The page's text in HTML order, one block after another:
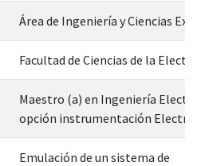
Área de Ingeniería y Ciencias
Facultad de Ciencias de la
Maestro (a) en Ingeniería
opción instrumentación
Emulación de un sistema de